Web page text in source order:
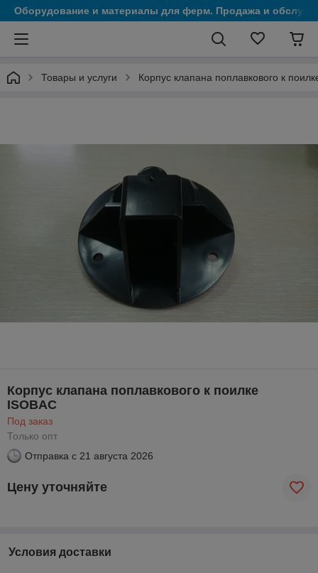
Оборудование и материалы для ферм. Продажа и
Товары и услуги Корпус клапана поплавкового к
Корпус клапана поплавкового к поилке
ISOBAC
Под заказ
Только опт
Отправка с 21 августа 2026
Цену уточняйте
Условия доставки